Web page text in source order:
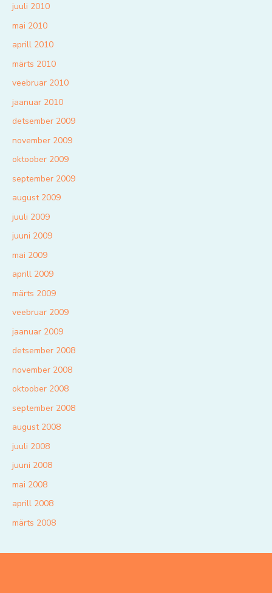
juuli 2010
mai 2010
aprill 2010
märts 2010
veebruar 2010
jaanuar 2010
detsember 2009
november 2009
oktoober 2009
september 2009
august 2009
juuli 2009
juuni 2009
mai 2009
aprill 2009
märts 2009
veebruar 2009
jaanuar 2009
detsember 2008
november 2008
oktoober 2008
september 2008
august 2008
juuli 2008
juuni 2008
mai 2008
aprill 2008
märts 2008